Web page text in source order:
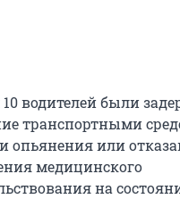
водителей были
транспортными
опьянения или
медицинского
на